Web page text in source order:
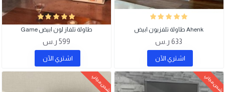
Ahenk طاولة تلفزيون ابيض
633 ر.س
اشتري اﻵن
طاولة تلفاز لون ابيض Game
599 ر.س
اشتري اﻵن
شحن مجاني شحن مجاني